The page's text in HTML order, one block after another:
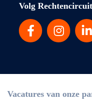
Volg
Vacatures van onze